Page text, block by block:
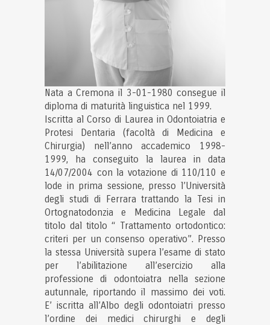
Nata a Cremona il 3-01-1980 consegue il
diploma di maturità linguistica nel 1999.
Iscritta al Corso di Laurea in Odontoiatria e
Protesi Dentaria (facoltà di Medicina e
Chirurgia) nell’anno accademico 1998-
1999, ha conseguito la laurea in data
14/07/2004 con la votazione di 110/110 e
lode in prima sessione, presso l’Università
degli studi di Ferrara trattando la Tesi in
Ortognatodonzia e Medicina Legale dal
titolo dal titolo “ Trattamento ortodontico:
criteri per un consenso operativo”. Presso
la stessa Università supera l’esame di stato
per l’abilitazione all’esercizio alla
professione di odontoiatra nella sezione
autunnale, riportando il massimo dei voti.
E’ iscritta all’Albo degli odontoiatri presso
l’ordine dei medici chirurghi e degli